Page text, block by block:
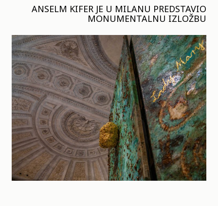
ANSELM KIFER JE U MILANU PREDSTAVIO
MONUMENTALNU IZLOŽBU